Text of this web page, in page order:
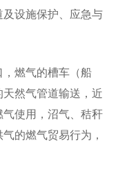
设施保护、应急与
燃气的槽车（船
然气管道输送，近
使用，沼气、秸秆
的燃气贸易行为，